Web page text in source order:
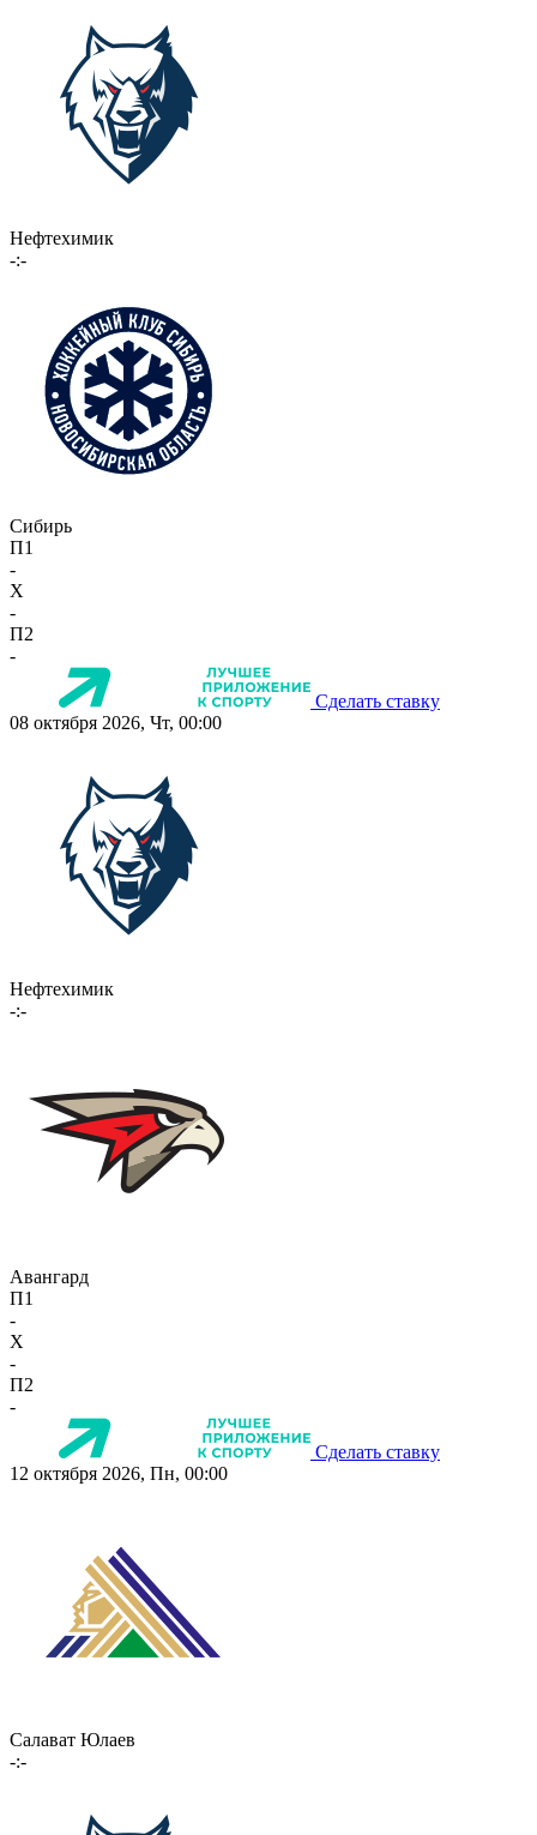
Нефтехимик
-:-
Сибирь
П1
-
X
-
П2
-
Сделать ставку
08 октября 2026, Чт, 00:00
Нефтехимик
-:-
Авангард
П1
-
X
-
П2
-
Сделать ставку
12 октября 2026, Пн, 00:00
Салават Юлаев
-:-